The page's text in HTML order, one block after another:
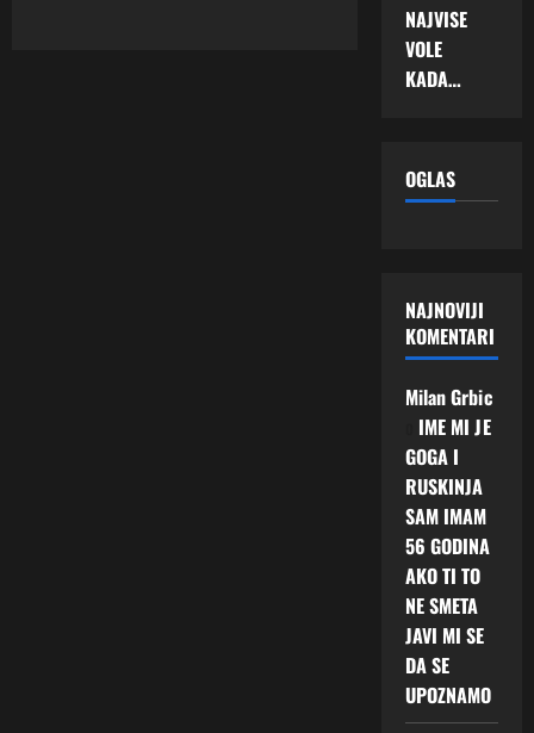
NAJVISE
VOLE
KADA…
OGLAS
NAJNOVIJI
KOMENTARI
Milan Grbic
IME MI JE
GOGA I
RUSKINJA
SAM IMAM
56 GODINA
AKO TI TO
NE SMETA
JAVI MI SE
DA SE
UPOZNAMO